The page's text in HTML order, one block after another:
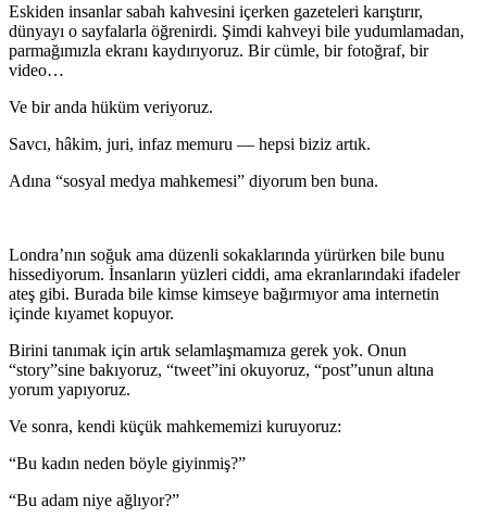
Eskiden insanlar sabah kahvesini içerken gazeteleri karıştırır,
dünyayı o sayfalarla öğrenirdi. Şimdi kahveyi bile yudumlamadan,
parmağımızla ekranı kaydırıyoruz. Bir cümle, bir fotoğraf, bir
video…
Ve bir anda hüküm veriyoruz.
Savcı, hâkim, juri, infaz memuru — hepsi biziz artık.
Adına “sosyal medya mahkemesi” diyorum ben buna.
Londra’nın soğuk ama düzenli sokaklarında yürürken bile bunu
hissediyorum. İnsanların yüzleri ciddi, ama ekranlarındaki ifadeler
ateş gibi. Burada bile kimse kimseye bağırmıyor ama internetin
içinde kıyamet kopuyor.
Birini tanımak için artık selamlaşmamıza gerek yok. Onun
“story”sine bakıyoruz, “tweet”ini okuyoruz, “post”unun altına
yorum yapıyoruz.
Ve sonra, kendi küçük mahkememizi kuruyoruz:
“Bu kadın neden böyle giyinmiş?”
“Bu adam niye ağlıyor?”